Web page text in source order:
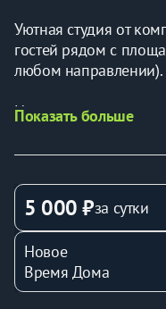
Уютная студия от
гостей рядом с
любом направлении).
Наши апартаменты —
есть всё
В квартире вас ждет:
• Техника: WI-FI,
стиральная машина,
• Удобства:
гигиены
парфюмированное
Показать больше
5 000 ₽за сутки
Новое
Время Дома